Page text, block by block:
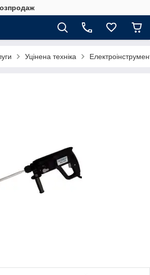
Уцінена техніка